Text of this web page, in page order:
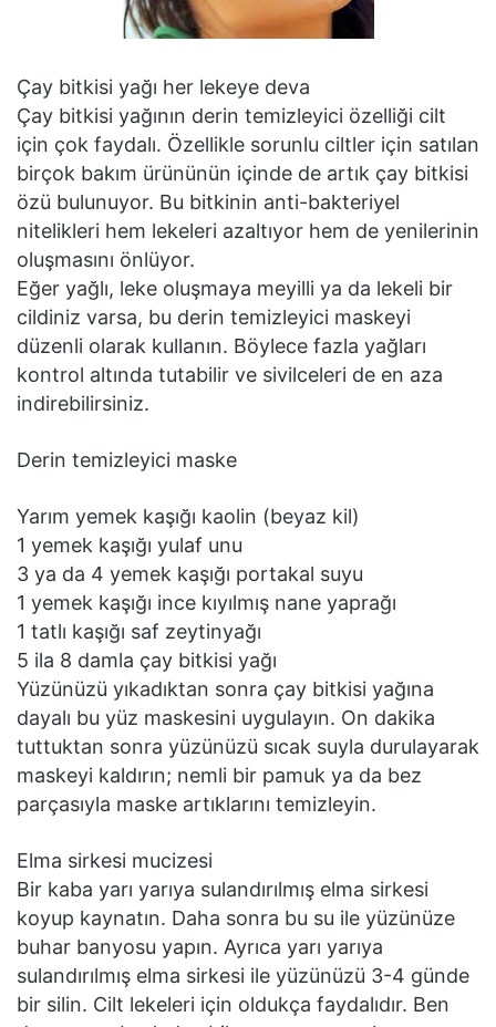
Çay bitkisi yağı her lekeye deva
Çay bitkisi yağının derin temizleyici özelliği cilt
için çok faydalı. Özellikle sorunlu ciltler için satılan
birçok bakım ürününün içinde de artık çay bitkisi
özü bulunuyor. Bu bitkinin anti-bakteriyel
nitelikleri hem lekeleri azaltıyor hem de yenilerinin
oluşmasını önlüyor.
Eğer yağlı, leke oluşmaya meyilli ya da lekeli bir
cildiniz varsa, bu derin temizleyici maskeyi
düzenli olarak kullanın. Böylece fazla yağları
kontrol altında tutabilir ve sivilceleri de en aza
indirebilirsiniz.
Derin temizleyici maske
Yarım yemek kaşığı kaolin (beyaz kil)
1 yemek kaşığı yulaf unu
3 ya da 4 yemek kaşığı portakal suyu
1 yemek kaşığı ince kıyılmış nane yaprağı
1 tatlı kaşığı saf zeytinyağı
5 ila 8 damla çay bitkisi yağı
Yüzünüzü yıkadıktan sonra çay bitkisi yağına
dayalı bu yüz maskesini uygulayın. On dakika
tuttuktan sonra yüzünüzü sıcak suyla durulayarak
maskeyi kaldırın; nemli bir pamuk ya da bez
parçasıyla maske artıklarını temizleyin.
Elma sirkesi mucizesi
Bir kaba yarı yarıya sulandırılmış elma sirkesi
koyup kaynatın. Daha sonra bu su ile yüzünüze
buhar banyosu yapın. Ayrıca yarı yarıya
sulandırılmış elma sirkesi ile yüzünüzü 3-4 günde
bir silin. Cilt lekeleri için oldukça faydalıdır. Ben